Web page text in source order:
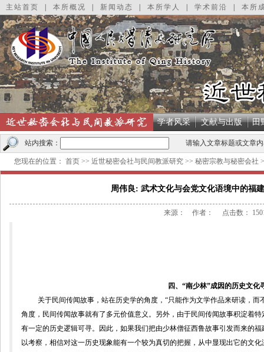
主站首页 本所概况 新闻动态 本所学人 学术前沿 本所
学者风采 文献与出版 田
站内搜索： 请输入文章标题或文章
您现在的位置： 首页 >> 近世秘密会社与民间教派研究 >> 秘密宗教与秘密会社
周伟良: 武术文化与会党文化语境中的福
来源： 作者： 点击数：
四、“南少林”成因的历史文化
关于民间传闻故事，站在历史学的角度，“只能作为文学作品来研读，而
角度， 民间传闻故事就有了多元价值意义。 另外，由于民间传闻故事积淀着
有一定的历史逻辑可寻。因此，如果我们把由少林僧征西鲁故事引发而来的
以考察，相信对这一历史现象能有一个较为真切的把握， 从中显现出它的文化